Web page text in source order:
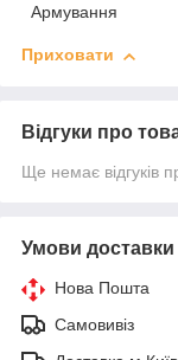
Армування
Приховати
Відгуки про
Ще немає відгуків
Умови доставки
Нова Пошта
Самовивіз